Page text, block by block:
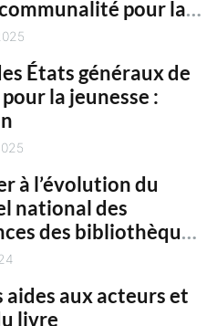
h
pour la
États généraux de
la jeunesse :
à l’évolution du
national des
des bibliothèques
aides aux acteurs et
livre